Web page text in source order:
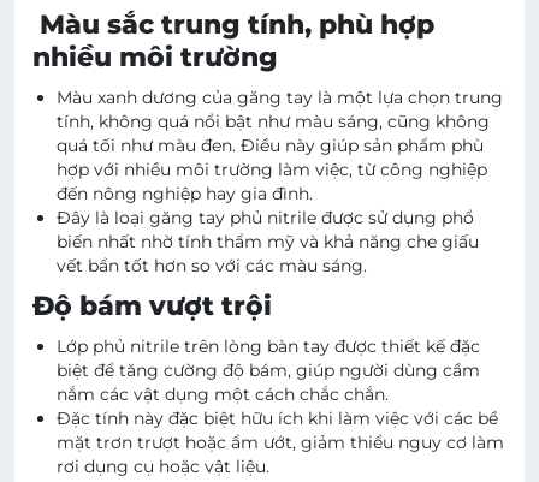
Màu sắc trung tính, phù hợp
nhiều môi trường
Màu xanh dương của găng tay là một lựa chọn trung
tính, không quá nổi bật như màu sáng, cũng không
quá tối như màu đen. Điều này giúp sản phẩm phù
hợp với nhiều môi trường làm việc, từ công nghiệp
đến nông nghiệp hay gia đình.
Đây là loại găng tay phủ nitrile được sử dụng phổ
biến nhất nhờ tính thẩm mỹ và khả năng che giấu
vết bẩn tốt hơn so với các màu sáng.
Độ bám vượt trội
Lớp phủ nitrile trên lòng bàn tay được thiết kế đặc
biệt để tăng cường độ bám, giúp người dùng cầm
nắm các vật dụng một cách chắc chắn.
Đặc tính này đặc biệt hữu ích khi làm việc với các bề
mặt trơn trượt hoặc ẩm ướt, giảm thiểu nguy cơ làm
rơi dụng cụ hoặc vật liệu.